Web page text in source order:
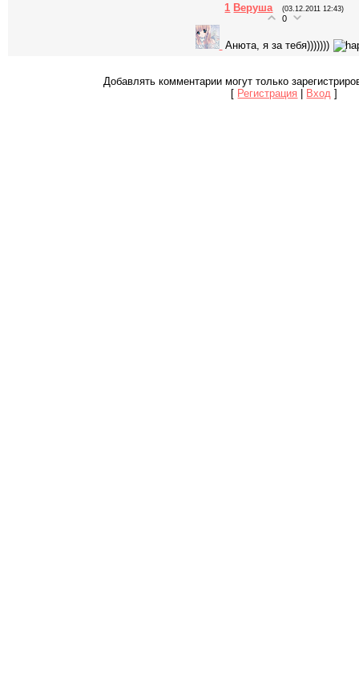
1 Веруша (03.12.2011 12:43)
0
Анюта, я за тебя)))))))
Добавлять комментарии могут только
[ Регистрация Вход ]